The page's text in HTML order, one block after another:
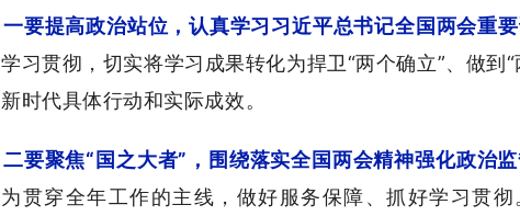
一要提高政治站位，认真学习习近平总书记全国两会重要
学习贯彻，切实将学习成果转化为捍卫“两个确立”、做到
新时代具体行动和实际成效。
二要聚焦“国之大者”，围绕落实全国两会精神强化政治监
为贯穿全年工作的主线，做好服务保障、抓好学习贯